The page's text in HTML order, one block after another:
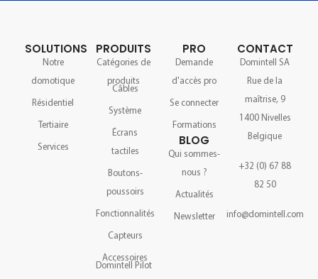
SOLUTIONS
Notre
domotique
Résidentiel
Tertiaire
Services
PRODUITS
Catégories de
produits
Câbles
Système
Écrans
tactiles
Boutons-
poussoirs
Fonctionnalités
Capteurs
Accessoires
Domintell Pilot
PRO
Demande
d'accès pro
Se connecter
Formations
BLOG
Qui sommes-
nous ?
Actualités
Newsletter
CONTACT
Domintell SA
Rue de la
maîtrise, 9
1400 Nivelles
Belgique
+32 (0) 67 88
82 50
info@domintell.com